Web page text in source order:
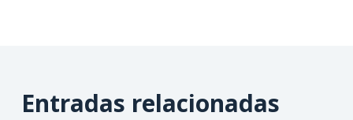
Entradas relacionadas